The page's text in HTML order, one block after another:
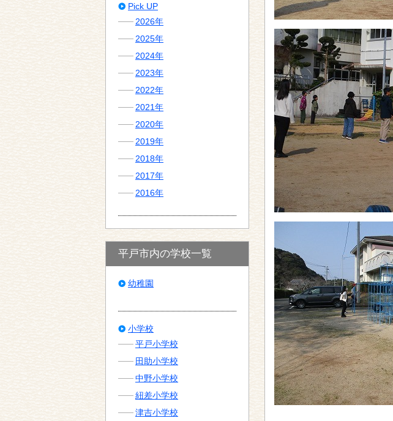
Pick UP
2026年
2025年
2024年
2023年
2022年
2021年
2020年
2019年
2018年
2017年
2016年
平戸市内の学校一覧
幼稚園
小学校
平戸小学校
田助小学校
中野小学校
紐差小学校
津吉小学校